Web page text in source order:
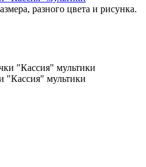
разного цвета и рисунка.
"Кассия" мультики